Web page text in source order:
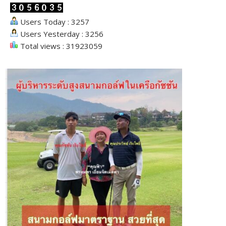
Users Today : 3257
Users Yesterday : 3256
Total views : 31923059